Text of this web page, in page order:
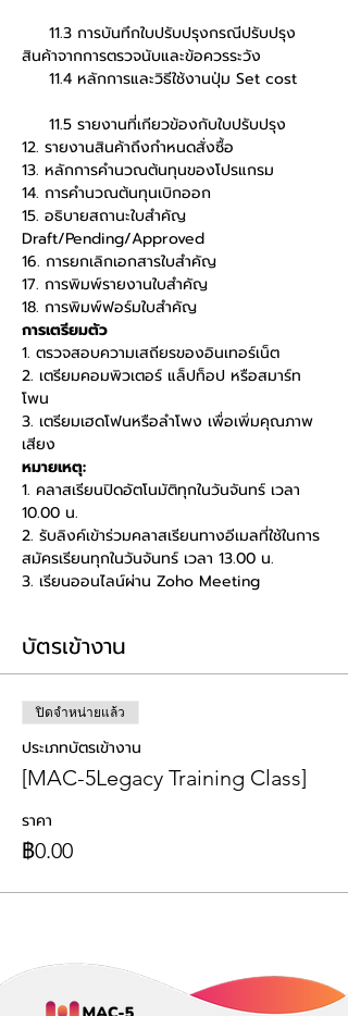
11.3 การบันทึกใบปรับปรุงกรณีปรับปรุง
สินค้าจากการตรวจนับและข้อควรระวัง
11.4 หลักการและวิธีใช้งานปุ่ม Set cost
11.5 รายงานที่เกียวข้องกับใบปรับปรุง
12. รายงานสินค้าถึงกำหนดสั่งซื้อ
13. หลักการคำนวณต้นทุนของโปรแกรม
14. การคำนวณต้นทุนเบิกออก
15. อธิบายสถานะใบสำคัญ
Draft/Pending/Approved
16. การยกเลิกเอกสารใบสำคัญ
17. การพิมพ์รายงานใบสำคัญ
18. การพิมพ์ฟอร์มใบสำคัญ
การเตรียมตัว
1. ตรวจสอบความเสถียรของอินเทอร์เน็ต
2. เตรียมคอมพิวเตอร์ แล็ปท็อป หรือสมาร์ท
โพน
3. เตรียมเฮดโฟนหรือลำโพง เพื่อเพิ่มคุณภาพ
เสียง
หมายเหตุ:
1. คลาสเรียนปิดอัตโนมัติทุกในวันจันทร์ เวลา
10.00 น.
2. รับลิงค์เข้าร่วมคลาสเรียนทางอีเมลที่ใช้ในการ
สมัครเรียนทุกในวันจันทร์ เวลา 13.00 น.
3. เรียนออนไลน์ผ่าน Zoho Meeting
บัตรเข้างาน
ปิดจำหน่ายแล้ว
ประเภทบัตรเข้างาน
[MAC-5Legacy Training Class]
ราคา
฿0.00